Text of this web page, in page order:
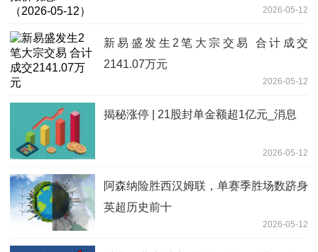
2026-05-12
新易盛发生2笔大宗交易 合计成交
2141.07万元
2026-05-12
揭秘涨停 | 21股封单金额超1亿元_消息
2026-05-12
​阿森纳险胜西汉姆联，单赛季胜场数跻身
英超历史前十
2026-05-12